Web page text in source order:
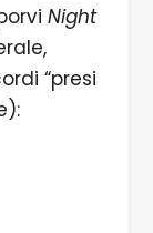
Night
“presi